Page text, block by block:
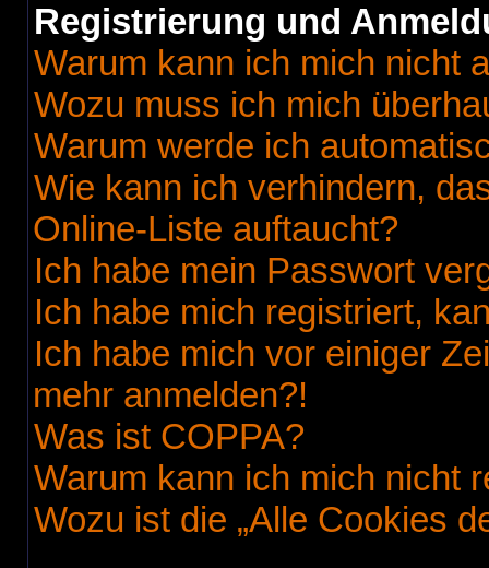
Registrierung und
Warum kann ich mich nicht
Wozu muss ich mich
Warum werde ich
Wie kann ich verhindern,
Online-Liste auftaucht?
Ich habe mein Passwort
Ich habe mich registriert,
Ich habe mich vor einiger
mehr anmelden?!
Was ist COPPA?
Warum kann ich mich nicht
Wozu ist die „Alle Cookies